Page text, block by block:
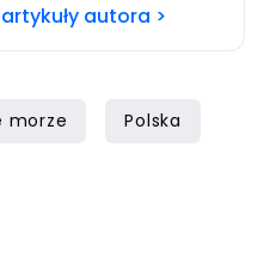
Polsce, uwielbiam
autora >
morze Polska